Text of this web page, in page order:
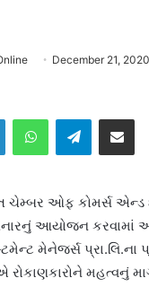
December 21, 2020
Telegram
ચેમ્બર ઓફ કોમર્સ એન્ડ
આયોજન
મેનેજર્સ પ્રા.લિ.ના
મહત્વનું